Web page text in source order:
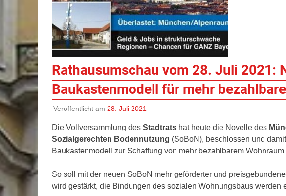
Rathausumschau vom 28. Juli 2021:
Baukastenmodell für mehr
Veröffentlicht am 28. Juli 2021
Die Vollversammlung des Stadtratshat heute die Novelle des
Sozialgerechten Bodennutzung (SoBoN), beschlossen und
Baukastenmodell zur Schaffung von mehr bezahlbarem Wohnraum
So soll mit der neuen SoBoN mehr geförderter und
wird gestärkt, die Bindungen des sozialen Wohnungsbaus werden